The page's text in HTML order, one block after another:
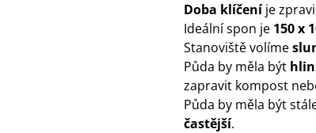
Doba klíčeníje
Ideální spon je 150 x
Stanoviště volíme
Půda by měla být
zapravit kompost
Půda by měla být
častější.